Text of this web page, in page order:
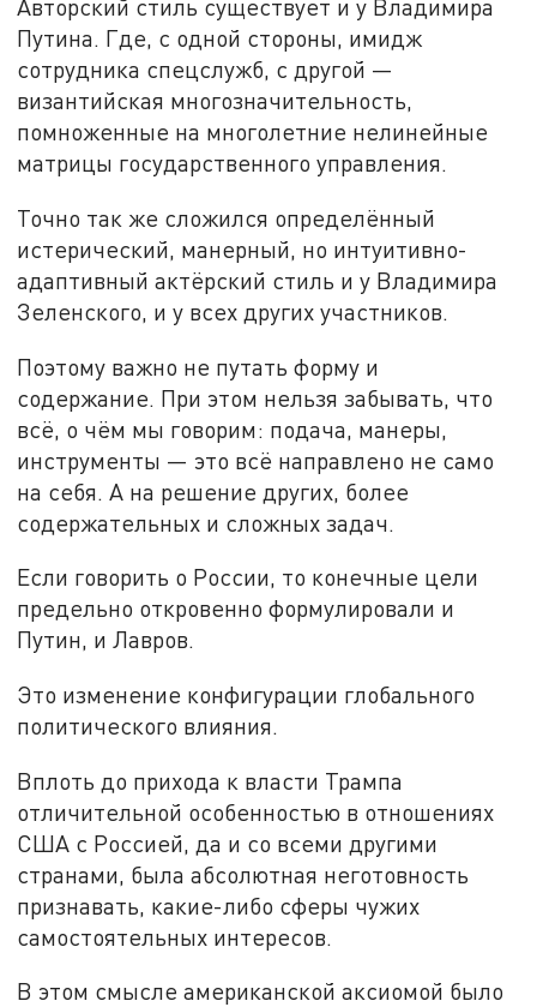
Авторский стиль существует и у Владимира
Путина. Где, с одной стороны, имидж
сотрудника спецслужб, с другой —
византийская многозначительность,
помноженные на многолетние нелинейные
матрицы государственного управления.
Точно так же сложился определённый
истерический, манерный, но интуитивно-
адаптивный актёрский стиль и у Владимира
Зеленского, и у всех других участников.
Поэтому важно не путать форму и
содержание. При этом нельзя забывать, что
всё, о чём мы говорим: подача, манеры,
инструменты — это всё направлено не само
на себя. А на решение других, более
содержательных и сложных задач.
Если говорить о России, то конечные цели
предельно откровенно формулировали и
Путин, и Лавров.
Это изменение конфигурации глобального
политического влияния.
Вплоть до прихода к власти Трампа
отличительной особенностью в отношениях
США с Россией, да и со всеми другими
странами, была абсолютная неготовность
признавать, какие-либо сферы чужих
самостоятельных интересов.
В этом смысле американской аксиомой было